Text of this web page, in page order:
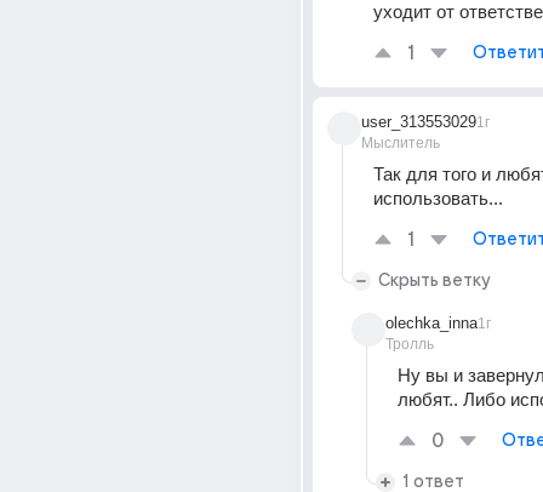
уходит от
1
user_313553029
Мыслитель
1г
Так для того и
использовать...
1
Скрыть ветку
olechka_inna
Тролль
1г
Ну вы и
любят.. Либо
0
1 ответ